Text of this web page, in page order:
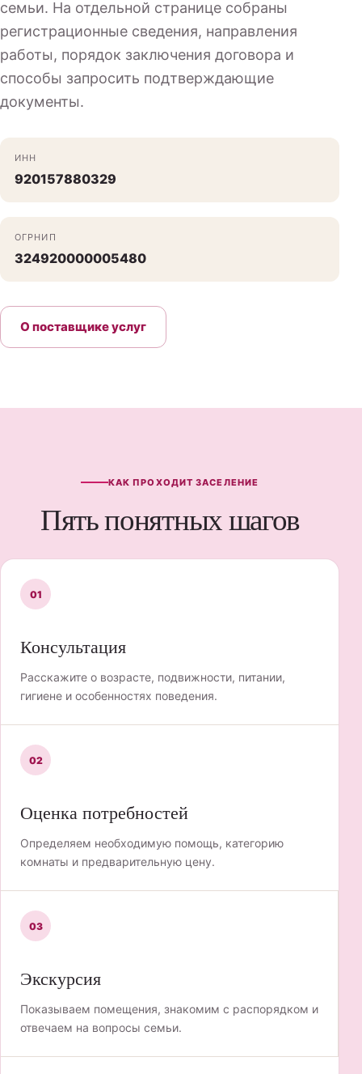
семьи. На отдельной странице собраны
регистрационные сведения, направления
работы, порядок заключения договора и
способы запросить подтверждающие
документы.
ИНН
920157880329
ОГРНИП
324920000005480
О поставщике услуг
КАК ПРОХОДИТ ЗАСЕЛЕНИЕ
Пять понятных шагов
01
Консультация
Расскажите о возрасте, подвижности, питании,
гигиене и особенностях поведения.
02
Оценка потребностей
Определяем необходимую помощь, категорию
комнаты и предварительную цену.
03
Экскурсия
Показываем помещения, знакомим с распорядком и
отвечаем на вопросы семьи.